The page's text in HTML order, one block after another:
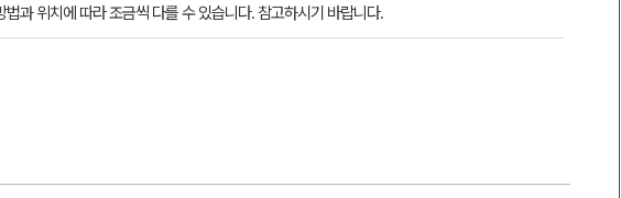
과 위치에 따라 조금씩 다를 수 있습니다. 참고하시기 바랍니다.